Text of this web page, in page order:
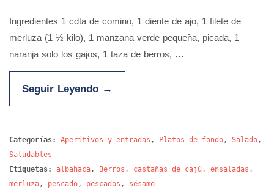
Ingredientes 1 cdta de comino, 1 diente de ajo, 1 filete de
merluza (1 ½ kilo), 1 manzana verde pequeña, picada, 1
naranja solo los gajos, 1 taza de berros, …
Seguir Leyendo →
Categorías: Aperitivos y entradas , Platos de fondo, Salado,
Saludables
Etiquetas:
albahaca, Berros , castañas de cajú, ensaladas ,
merluza, pescado, pescados , sésamo